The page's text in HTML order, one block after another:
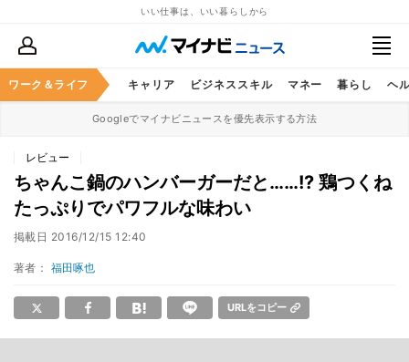
いい仕事は、いい暮らしから
ワーク＆ライフ キャリア ビジネススキル マネー 暮らし ヘ
Googleでマイナビニュースを優先表示する方法
レビュー
ちゃんこ鍋のハンバーガーだと……!? 鶏つくね
たっぷりでパワフルな味わい
掲載日 2016/12/15 12:40
著者： 福田啄也
URLをコピー